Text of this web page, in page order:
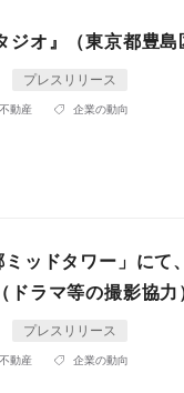
ジオ』（東京都豊
プレスリリース
不動産 企業の動向
ッドタワー」にて
ドラマ等の撮影協力
プレスリリース
不動産 企業の動向